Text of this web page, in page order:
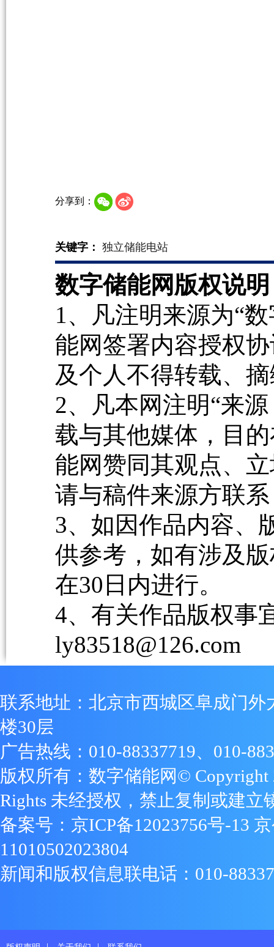
分享到：
关键字： 独立储能电站
数字储能网版权说
1、凡注明来源为“
能网签署内容授权
及个人不得转载、
2、凡本网注明“来
载与其他媒体，目
能网赞同其观点、
请与稿件来源方联
3、如因作品内容、
供参考，如有涉及
在30日内进行。
4、有关作品版权事
ly83518@126.com
联系地址：北京市西城区阜成门外
楼30层
广告热线：010-88337719、010-
版权所有：数字储能网© Copyright
Rights 未经授权，禁止复制或建立
备案号： 京ICP备12023756号-13
11010502023804
新闻和版权信息联电话：010-